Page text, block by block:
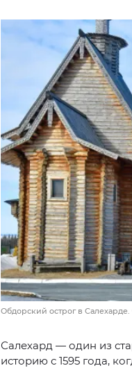
Обдорский острог в
Салехард — один из
историю с 1595 года,